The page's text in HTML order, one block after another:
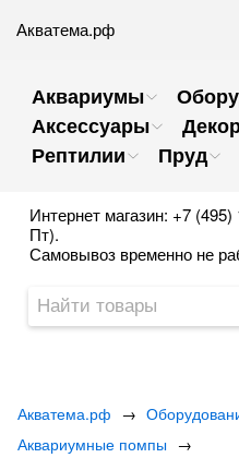
Акватема.рф
Аквариумы
Аксессуары
Рептилии
Пруд
Интернет магазин: +7
Пт).
Самовывоз временно не
Акватема.рф →
Аквариумные помпы →